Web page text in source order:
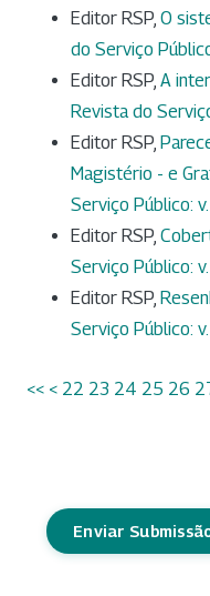
Editor RSP, O
do Serviço
Editor RSP, A
Revista do
Editor RSP,
Magistério - e
Serviço Público:
Editor RSP,
Serviço Público:
Editor RSP,
Serviço Público:
<< < 22 23 24 25 26
Enviar